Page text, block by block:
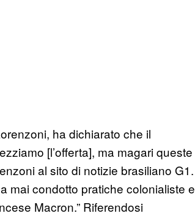
ha dichiarato che il
[l’offerta], ma magari queste
al sito di notizie brasiliano G1.
mai condotto pratiche colonialiste e
Macron.” Riferendosi